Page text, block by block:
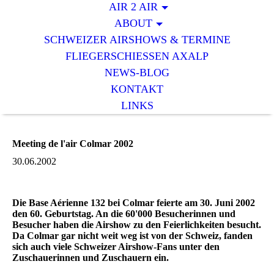
AIR 2 AIR
ABOUT
SCHWEIZER AIRSHOWS & TERMINE
FLIEGERSCHIESSEN AXALP
NEWS-BLOG
KONTAKT
LINKS
Meeting de l'air Colmar 2002
30.06.2002
Die Base Aérienne 132 bei Colmar feierte am 30. Juni 2002
den 60. Geburtstag. An die 60'000 Besucherinnen und
Besucher haben die Airshow zu den Feierlichkeiten besucht.
Da Colmar gar nicht weit weg ist von der Schweiz, fanden
sich auch viele Schweizer Airshow-Fans unter den
Zuschauerinnen und Zuschauern ein.